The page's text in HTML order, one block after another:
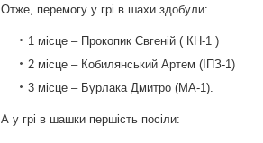
Отже, перемогу у грі в шахи здобули:
1 місце – Прокопик Євгеній ( КН-1 )
2 місце – Кобилянський Артем (ІПЗ-1)
3 місце – Бурлака Дмитро (МА-1).
А у грі в шашки першість посіли: